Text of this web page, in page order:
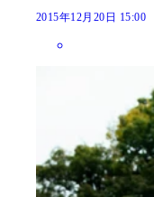
2015年12月20日 15:00